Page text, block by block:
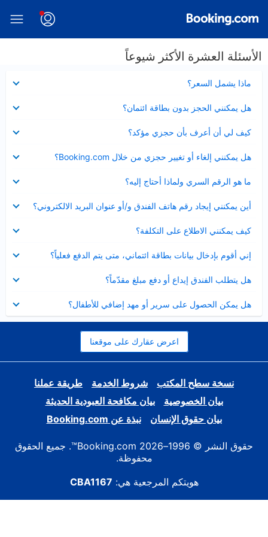
الأسئلة العشرة الأكثر شيوعاً
ماذا يشمل السعر؟
مصغر
هل يمكنني الحجز بدون بطاقة ائتمان؟
مصغر
كيف لي أن أعرف بأن حجزي مؤكد؟
مصغر
هل يمكنني إلغاء أو تغيير حجزي من خلال Booking.com؟
مصغر
ما هو الرقم السري ولماذا أحتاج إليه؟
مصغر
أين يمكنني إيجاد رقم هاتف الفندق و/أو عنوان البريد الالكتروني؟
عرض
مصغر
كيف يمكنني الاطلاع على التكلفة؟
مصغر
إني أقوم بإدخال بيانات بطاقة ائتماني، متى يتم الدفع فعلياً؟
مصغر
هل يتطلب الفندق إيداع أو دفع مبلغ مقدّماً؟
مصغر
هل يمكن الحصول على سرير أو مهد إضافي للأطفال؟
مصغر
اعرض عقارك على موقعنا
نسخة سطح المكتب شروط الخدمة
طريقة عملنا
بيان الخصوصية
بيان مكافحة العبودية الحديثة
بيان حقوق الإنسان
نبذة عن Booking.com
حقوق النشر © 1996–2026 Booking.com™. جميع الحقوق
محفوظة.
هويتكم المرجعية هي: CBA1167